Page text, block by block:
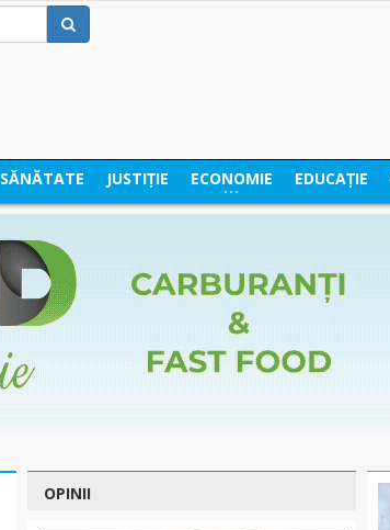
SĂNĂTATE JUSTIȚIE ECONOMIE EDUCAȚIE
OPINII